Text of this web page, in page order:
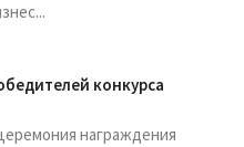
конкурса
награждения